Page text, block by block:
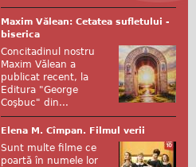
Maxim Vălean: Cetatea sufletului -
biserica
Concitadinul nostru
Maxim Vălean a
publicat recent, la
Editura "George
Coşbuc" din...
Elena M. Cîmpan. Filmul verii
Sunt multe filme ce
poartă în numele lor